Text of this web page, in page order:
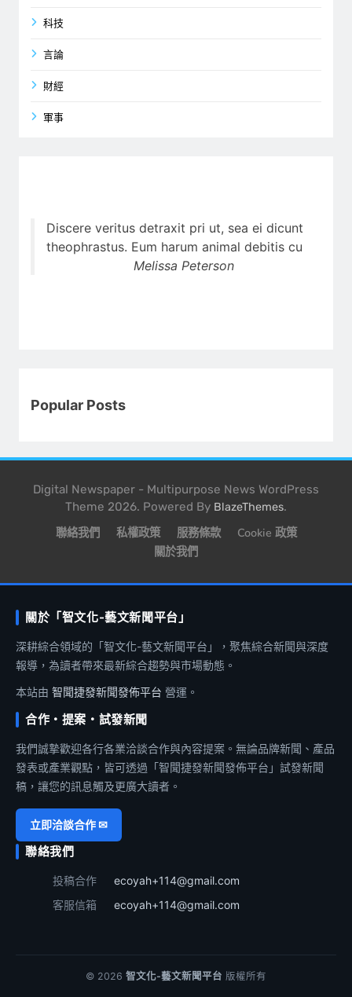
科技
言論
財經
軍事
Discere veritus detraxit pri ut, sea ei dicunt
theophrastus. Eum harum animal debitis cu
Melissa Peterson
Popular Posts
Digital Newspaper - Multipurpose News WordPress
Theme 2026. Powered By BlazeThemes.
聯絡我們 私權政策 服務條款
Cookie 政策
關於我們
關於「智文化-藝文新聞平台」
深耕綜合領域的「智文化-藝文新聞平台」，聚焦綜合新聞與深度
報導，為讀者帶來最新綜合趨勢與市場動態。
本站由 智聞捷發新聞發佈平台 營運。
合作・提案・試發新聞
我們誠摯歡迎各行各業洽談合作與內容提案。無論品牌新聞、產品
發表或產業觀點，皆可透過「智聞捷發新聞發佈平台」試發新聞
稿，讓您的訊息觸及更廣大讀者。
立即洽談合作 ✉
聯絡我們
投稿合作
ecoyah+114@gmail.com
客服信箱
ecoyah+114@gmail.com
© 2026 智文化-藝文新聞平台 版權所有